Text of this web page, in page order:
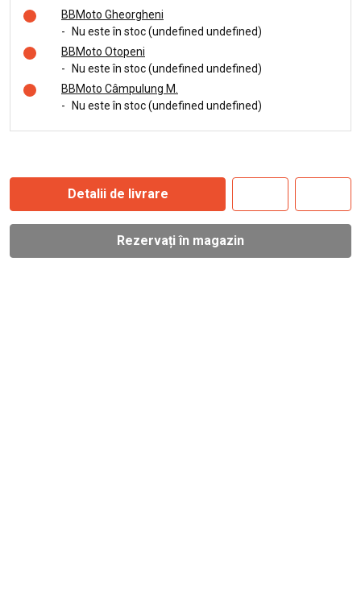
BBMoto Gheorgheni
-
Nu este în stoc (undefined undefined)
BBMoto Otopeni
-
Nu este în stoc (undefined undefined)
BBMoto Câmpulung M.
-
Nu este în stoc (undefined undefined)
Detalii de livrare
Rezervați în magazin